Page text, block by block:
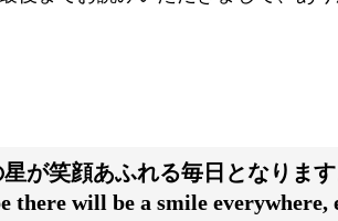
星が笑顔あふれる毎日となります
there will be a smile everywhere,